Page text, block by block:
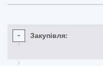
- Закупівля: